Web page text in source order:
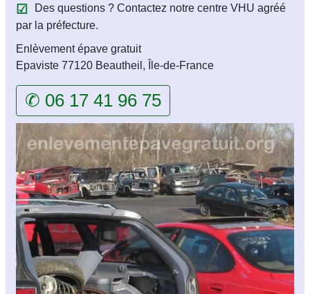
Des questions ? Contactez notre centre VHU agréé
par la préfecture.
Enlèvement épave gratuit
Epaviste 77120 Beautheil, Île-de-France
✆ 06 17 41 96 75